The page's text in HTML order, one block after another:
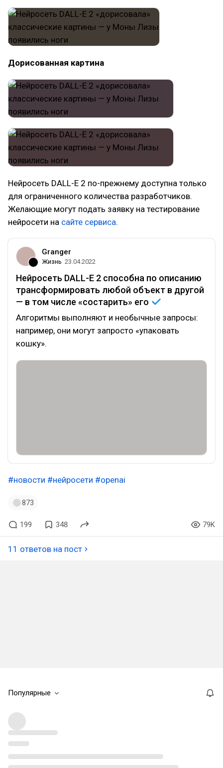
Дорисованная картина
Нейросеть DALL-E 2 по-прежнему доступна только
для ограниченного количества разработчиков.
Желающие могут подать заявку на тестирование
нейросети на сайте сервиса.
Granger
Жизнь 23.04.2022
Нейросеть DALL-E 2 способна по описанию
трансформировать любой объект в другой
— в том числе «состарить» его
Алгоритмы выполняют и необычные запросы:
например, они могут запросто «упаковать
кошку».
#новости #нейросети #openai
873
199 348 79K
11 ответов на пост
Популярные